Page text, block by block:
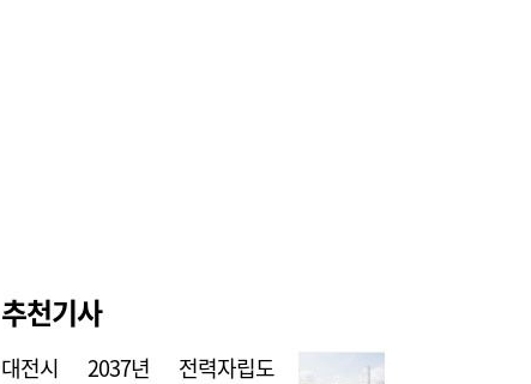
추천기사
대전시 2037년 전력자립도